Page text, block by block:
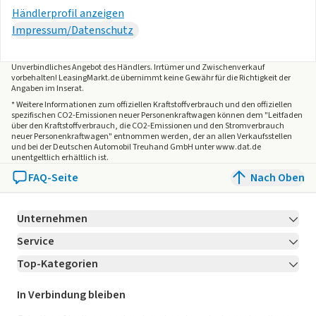
- Lichtsensor
- Schlechtwetterlicht und Abbiegelicht
TECHNIK
- Regensensor
- Reifendruckkontrolle
- Dämm-/Akustikverglasung für die Seitenscheiben
- Steckdose 230V im Kofferraum
- CAR2X
- 12 Volt-Steckdose im Kofferraum
- Servolenkung
- Diesel-Partikelfilter (DPF)
Händlerprofil anzeigen
Impressum/Datenschutz
Unverbindliches Angebot desHändlers. Irrtümer und Zwischenverkauf
vorbehalten! LeasingMarkt.de übernimmt keine Gewähr für die Richtigkeit der
Angaben im Inserat.
* Weitere Informationen zum offiziellen Kraftstoffverbrauch und den offiziellen
spezifischen CO2-Emissionen neuer Personenkraftwagen können dem "Leitfaden
über den Kraftstoffverbrauch, die CO2-Emissionen und den Stromverbrauch
neuer Personenkraftwagen" entnommen werden, der an allen Verkaufsstellen
und bei der Deutschen Automobil Treuhand GmbH unter www.dat.de
unentgeltlich erhältlich ist.
FAQ-Seite Nach Oben
Unternehmen
Über LeasingMarkt.de
Karriere Jetzt bewerben!
Für Händler
Service
Kontakt
Ratgeber
Top-Kategorien
Leasing Deals
In Verbindung bleiben